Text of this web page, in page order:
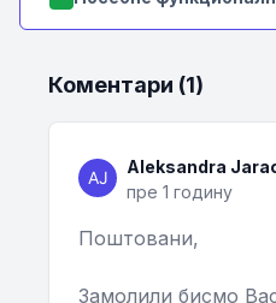
Коментари (1)
Aleksandra
пре 1 годину
Поштовани,
Замолили бисмо